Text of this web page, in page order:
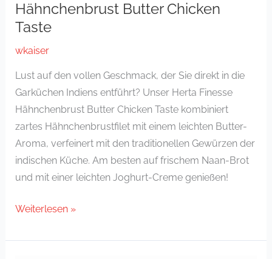
Hähnchenbrust Butter Chicken
Taste
wkaiser
Lust auf den vollen Geschmack, der Sie direkt in die
Garküchen Indiens entführt? Unser Herta Finesse
Hähnchenbrust Butter Chicken Taste kombiniert
zartes Hähnchenbrustfilet mit einem leichten Butter-
Aroma, verfeinert mit den traditionellen Gewürzen der
indischen Küche. Am besten auf frischem Naan-Brot
und mit einer leichten Joghurt-Creme genießen!
Weiterlesen »